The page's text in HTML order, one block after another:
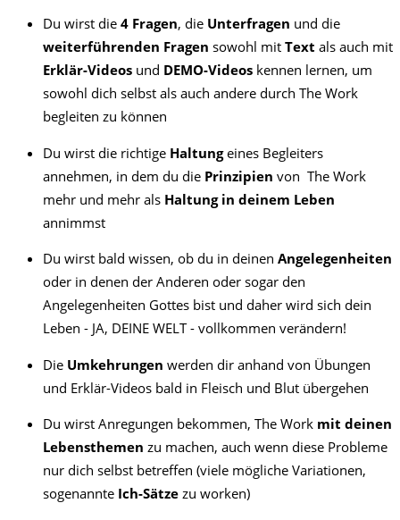
Du wirst die 4 Fragen, die Unterfragen und die
weiterführenden Fragen sowohl mit Text als auch mit
Erklär-Videos und DEMO-Videos kennen lernen, um
sowohl dich selbst als auch andere durch The Work
begleiten zu können
Du wirst die richtige Haltungeines Begleiters
annehmen, in dem du die Prinzipien von The Work
mehr und mehr als Haltung in deinem Leben
annimmst
Du wirst bald wissen, ob du in deinen Angelegenheiten
oder in denen der Anderen oder sogar den
Angelegenheiten Gottes bist und daher wird sich dein
Leben - JA, DEINE WELT - vollkommen verändern!
Die Umkehrungen werden dir anhand von Übungen
und Erklär-Videos bald in Fleisch und Blut übergehen
Du wirst Anregungen bekommen, The Work mit deinen
Lebensthemen zu machen, auch wenn diese Probleme
nur dich selbst betreffen (viele mögliche Variationen,
sogenannte Ich-Sätze zu worken)